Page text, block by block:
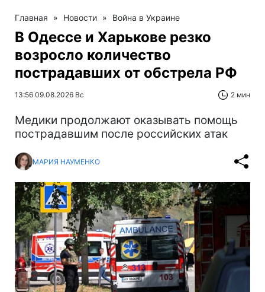
Главная » Новости » Война в Украине
В Одессе и Харькове резко
возросло количество
пострадавших от обстрела РФ
13:56 09.08.2026 Вс 2 мин
Медики продолжают оказывать помощь
пострадавшим после российских атак
МАРИЯ НАУМЕНКО